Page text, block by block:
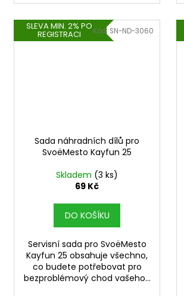
SLEVA MIN. 2% PO
REGISTRACI
Sada náhradních dílů pro
SvoëMesto Kayfun 25
Skladem (3 ks)
69 Kč
DO KOŠÍKU
Servisní sada pro SvoëMesto
Kayfun 25 obsahuje všechno,
co budete potřebovat pro
bezproblémový chod vašeho...
Kód: SN-ND-3060